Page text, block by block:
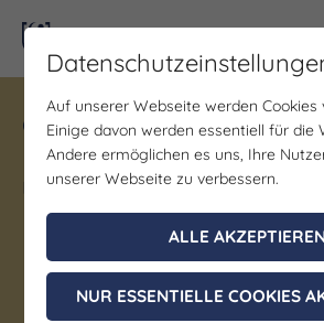
Gewinne ein Blind Date
Unstrut! Teilnahme vom
möglich.
Auf unserer Webseite werden Cookies
Einige davon werden essentiell für die
Andere ermöglichen es uns, Ihre
unserer Webseite zu verbessern.
ALLE
NUR ESSENTIELLE COOKIES